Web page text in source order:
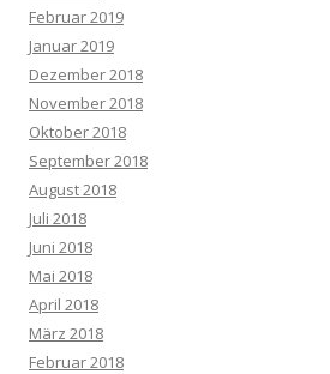
Februar 2019
Januar 2019
Dezember 2018
November 2018
Oktober 2018
September 2018
August 2018
Juli 2018
Juni 2018
Mai 2018
April 2018
März 2018
Februar 2018